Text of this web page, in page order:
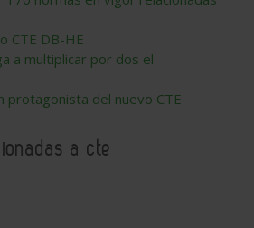
CTE DB-HE
a multiplicar por dos el
protagonista del nuevo CTE
a cte